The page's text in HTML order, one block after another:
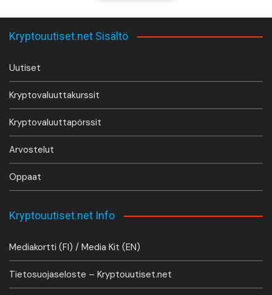
Kryptouutiset.net Sisältö
Uutiset
Kryptovaluuttakurssit
Kryptovaluuttapörssit
Arvostelut
Oppaat
Kryptouutiset.net Info
Mediakortti (FI) / Media Kit (EN)
Tietosuojaseloste – Kryptouutiset.net